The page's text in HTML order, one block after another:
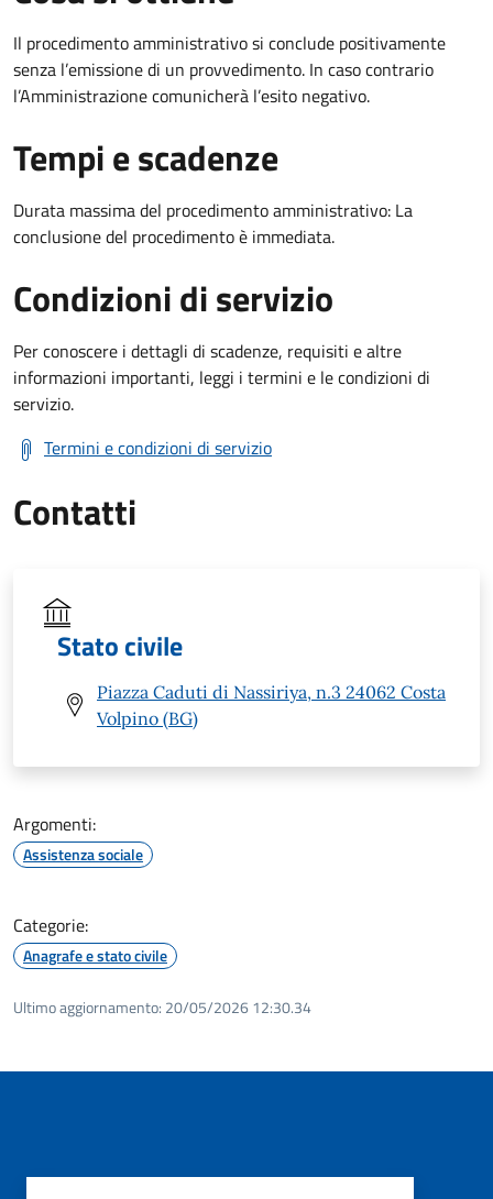
Il procedimento amministrativo si conclude positivamente
senza l’emissione di un provvedimento. In caso contrario
l’Amministrazione comunicherà l’esito negativo.
Tempi e scadenze
Durata massima del procedimento amministrativo: La
conclusione del procedimento è immediata.
Condizioni di servizio
Per conoscere i dettagli di scadenze, requisiti e altre
informazioni importanti, leggi i termini e le condizioni di
servizio.
Termini e condizioni di servizio
Contatti
Stato civile
Piazza Caduti di Nassiriya, n.3 24062 Costa
Volpino (BG)
Argomenti:
Assistenza sociale
Categorie:
Anagrafe e stato civile
Ultimo aggiornamento: 20/05/2026 12:30.34